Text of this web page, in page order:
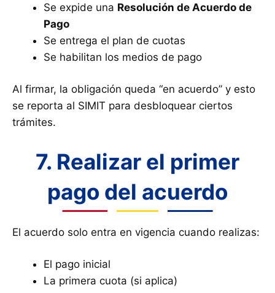
Se expide una Resolución de Acuerdo de
Pago
Se entrega el plan de cuotas
Se habilitan los medios de pago
Al firmar, la obligación queda “en acuerdo” y esto
se reporta al SIMIT para desbloquear ciertos
trámites.
7. Realizar el primer
pago del acuerdo
El acuerdo solo entra en vigencia cuando realizas:
El pago inicial
La primera cuota (si aplica)